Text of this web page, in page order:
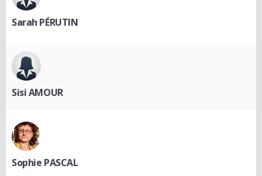
Sarah PÉRUTIN
Sisi AMOUR
Sophie PASCAL